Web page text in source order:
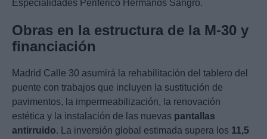
Especialidades Periférico Hermanos Sangro.
Obras en la estructura de la M-30 y
financiación
Madrid Calle 30 asumirá la rehabilitación del tablero del
puente con trabajos que incluyen la sustitución de
pavimentos, la impermeabilización, la renovación
estética y la instalación de las nuevas pantallas
antirruido. La inversión global estimada supera los 11,5